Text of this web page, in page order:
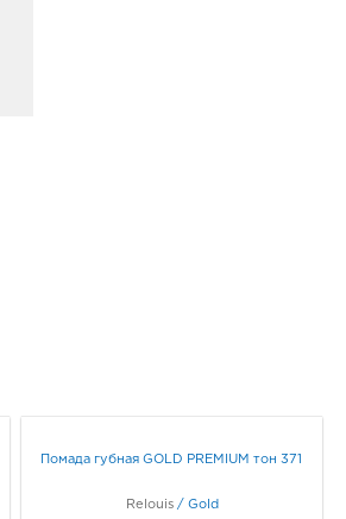
Помада губная GOLD PREMIUM тон 371
Relouis / Gold